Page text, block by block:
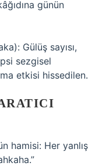
günün
Gülüş sayısı,
sezgisel
etkisi hissedilen.
hamisi: Her yanlış